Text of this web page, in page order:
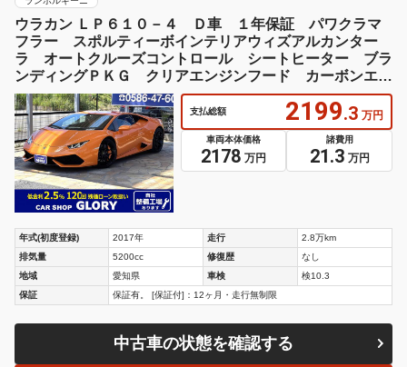
ウラカン ＬＰ６１０－４ Ｄ車 １年保証 パワクラマ
フラー スポルティーボインテリアウィズアルカンター
ラ オートクルーズコントロール シートヒーター ブラ
ンディングＰＫＧ クリアエンジンフード カーボンエン
ジンベイ Ｂカメラ
支払総額 2199.3 万円
車両本体価格
2178 万円
諸費用
21.3 万円
年式(初度登録) 2017年 走行
2.8万km
排気量
5200cc 修復歴
なし
地域
愛知県 車検
検10.3
保証
保証有。 [保証付]：12ヶ月・走行無制限
中古車の状態を確認する